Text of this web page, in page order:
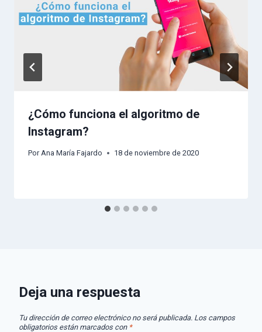
¿Cómo funciona el algoritmo de
Instagram?
Por Ana María Fajardo 18 de noviembre de 2020
Deja una respuesta
Tu dirección de correo electrónico no será publicada. Los campos
obligatorios están marcados con *